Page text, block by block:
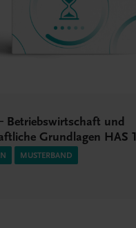
Betriebswirtschaft und
Grundlagen HAS 1
MUSTERBAND